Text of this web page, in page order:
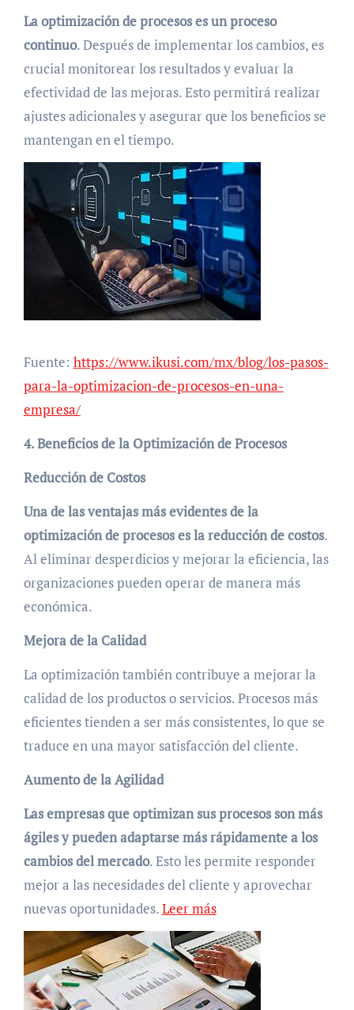
La optimización de procesos es un proceso
continuo. Después de implementar los cambios, es
crucial monitorear los resultados y evaluar la
efectividad de las mejoras. Esto permitirá realizar
ajustes adicionales y asegurar que los beneficios se
mantengan en el tiempo.
Fuente: https://www.ikusi.com/mx/blog/los-pasos-
para-la-optimizacion-de-procesos-en-una-
empresa/
4. Beneficios de la Optimización de Procesos
Reducción de Costos
Una de las ventajas más evidentes de la
optimización de procesos es la reducción de costos.
Al eliminar desperdicios y mejorar la eficiencia, las
organizaciones pueden operar de manera más
económica.
Mejora de la Calidad
La optimización también contribuye a mejorar la
calidad de los productos o servicios. Procesos más
eficientes tienden a ser más consistentes, lo que se
traduce en una mayor satisfacción del cliente.
Aumento de la Agilidad
Las empresas que optimizan sus procesos son más
ágiles y pueden adaptarse más rápidamente a los
cambios del mercado. Esto les permite responder
mejor a las necesidades del cliente y aprovechar
nuevas oportunidades.Leer más